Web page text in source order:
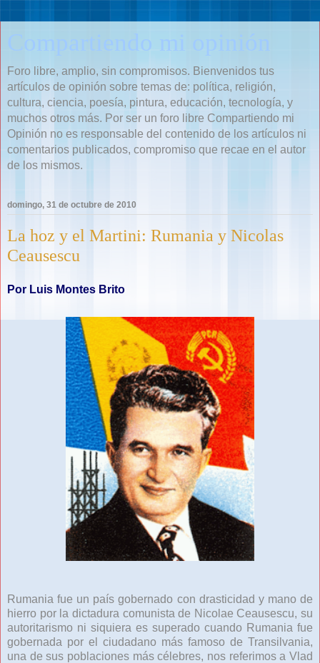
Compartiendo mi opinión
Foro libre, amplio, sin compromisos. Bienvenidos tus
artículos de opinión sobre temas de: política, religión,
cultura, ciencia, poesía, pintura, educación, tecnología, y
muchos otros más. Por ser un foro libre Compartiendo mi
Opinión no es responsable del contenido de los artículos ni
comentarios publicados, compromiso que recae en el autor
de los mismos.
domingo, 31 de octubre de 2010
La hoz y el Martini: Rumania y Nicolas
Ceausescu
Por Luis Montes Brito
Rumania fue un país gobernado con drasticidad y mano de
hierro por la dictadura comunista de Nicolae Ceausescu, su
autoritarismo ni siquiera es superado cuando Rumania fue
gobernada por el ciudadano más famoso de Transilvania,
una de sus poblaciones más célebres, nos referimos a Vlad